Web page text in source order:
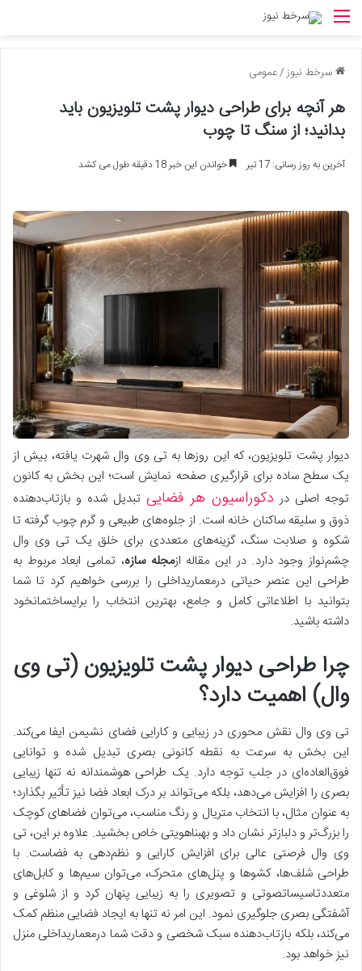
منو
سرخط نیوز/عمومی
هر آنچه برای طراحی دیوار پشت تلویزیون باید
بدانید؛ از سنگ تا چوب
آخرین به روز رسانی: 17 تیر خواندن این خبر 18 دقیقه طول می کشد
دیوار پشت تلویزیون، که این روزها به تی وی وال شهرت یافته، بیش از
یک سطح ساده برای قرارگیری صفحه نمایش است؛ این بخش به کانون
توجه اصلی در دکوراسیون هر فضایی تبدیل شده و بازتاب‌دهنده
ذوق و سلیقه ساکنان خانه است. از جلوه‌های طبیعی و گرم چوب گرفته تا
شکوه و صلابت سنگ، گزینه‌های متعددی برای خلق یک تی وی وال
چشم‌نواز وجود دارد. در این مقاله ازمجله سازه، تمامی ابعاد مربوط به
طراحی این عنصر حیاتی درمعماریداخلی را بررسی خواهیم کرد تا شما
بتوانید با اطلاعاتی کامل و جامع، بهترین انتخاب را برایساختمانخود
داشته باشید.
چرا طراحی دیوار پشت تلویزیون (تی وی
وال) اهمیت دارد؟
تی وی وال نقش محوری در زیبایی و کارایی فضای نشیمن ایفا می‌کند.
این بخش به سرعت به نقطه کانونی بصری تبدیل شده و توانایی
فوق‌العاده‌ای در جلب توجه دارد. یک طراحی هوشمندانه نه تنها زیبایی
بصری را افزایش می‌دهد، بلکه می‌تواند بر درک ابعاد فضا نیز تأثیر بگذارد؛
به عنوان مثال، با انتخاب متریال و رنگ مناسب، می‌توان فضاهای کوچک
را بزرگ‌تر و دلبازتر نشان داد و بهبناهویتی خاص بخشید. علاوه بر این، تی
وی وال فرصتی عالی برای افزایش کارایی و نظم‌دهی به فضاست. با
طراحی شلف‌ها، کشوها و پنل‌های متحرک، می‌توان سیم‌ها و کابل‌های
متعددتاسیساتصوتی و تصویری را به زیبایی پنهان کرد و از شلوغی و
آشفتگی بصری جلوگیری نمود. این امر نه تنها به ایجاد فضایی منظم کمک
می‌کند، بلکه بازتاب‌دهنده سبک شخصی و دقت شما درمعماریداخلی منزل
نیز خواهد بود.